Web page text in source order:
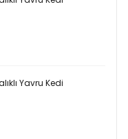
Yavru Kedi